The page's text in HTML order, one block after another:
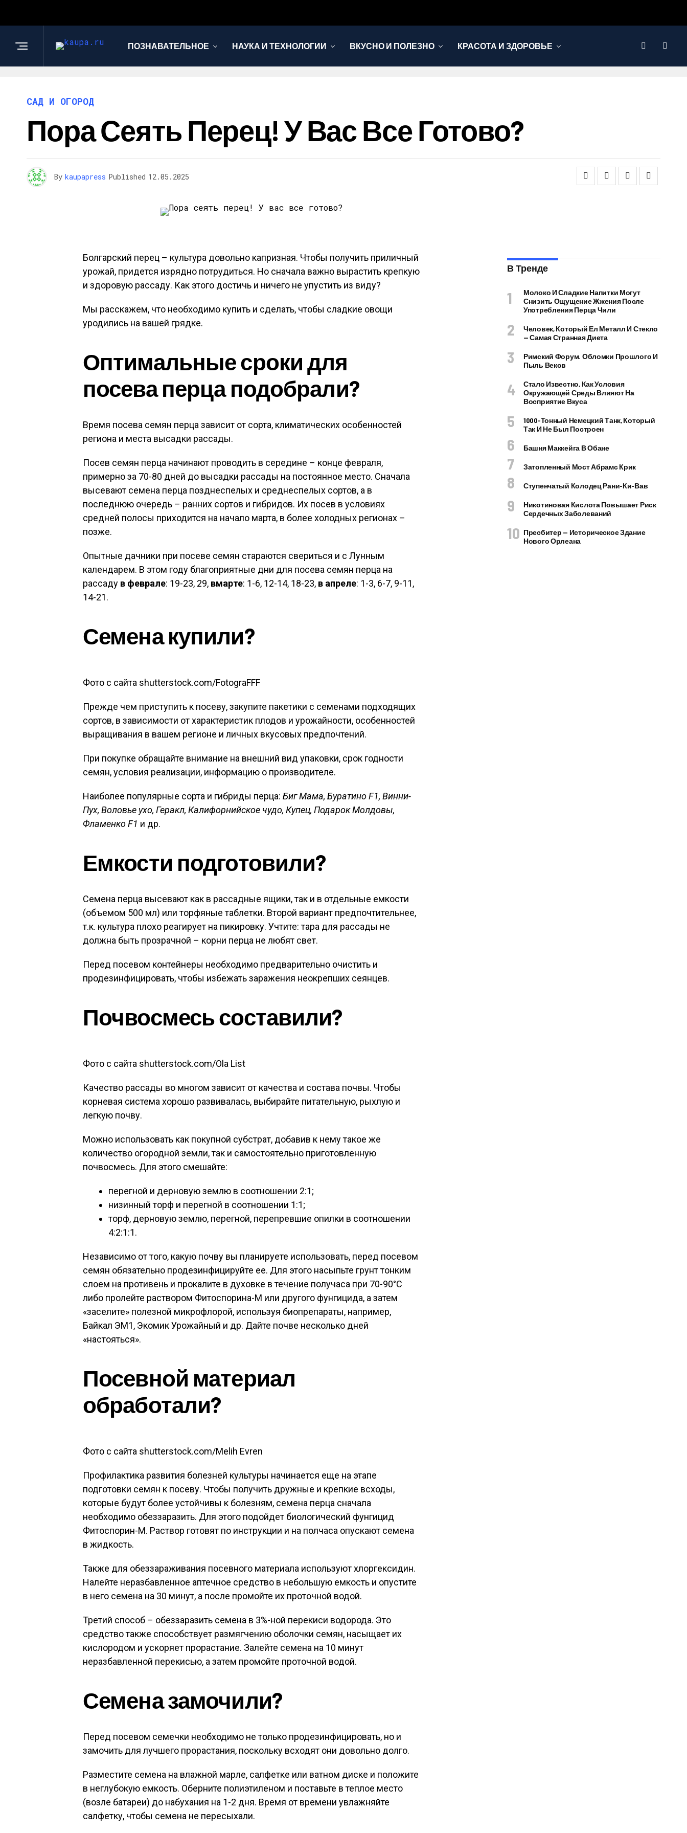
ПОЗНАВАТЕЛЬНОЕ НАУКА И ТЕХНОЛОГИИ ВКУСНО И ПОЛЕЗНО КРАСОТА И ЗДОРОВЬЕ
САД И ОГОРОД
Пора Сеять Перец! У Вас Все Готово?
By kaupapress Published 12.05.2025
Болгарский перец – культура довольно капризная. Чтобы получить приличный
урожай, придется изрядно потрудиться. Но сначала важно вырастить крепкую
и здоровую рассаду. Как этого достичь и ничего не упустить из виду?
Мы расскажем, что необходимо купить и сделать, чтобы сладкие овощи
уродились на вашей грядке.
Оптимальные сроки для
посева перца подобрали?
Время посева семян перца зависит от сорта, климатических особенностей
региона и места высадки рассады.
Посев семян перца начинают проводить в середине – конце февраля,
примерно за 70-80 дней до высадки рассады на постоянное место. Сначала
высевают семена перца позднеспелых и среднеспелых сортов, а в
последнюю очередь – ранних сортов и гибридов. Их посев в условиях
средней полосы приходится на начало марта, в более холодных регионах –
позже.
Опытные дачники при посеве семян стараются свериться и с Лунным
календарем. В этом году благоприятные дни для посева семян перца на
рассаду в феврале: 19-23, 29, вмарте: 1-6, 12-14, 18-23, в апреле: 1-3, 6-7, 9-11,
14-21.
Семена купили?
Фото с сайта shutterstock.com/FotograFFF
Прежде чем приступить к посеву, закупите пакетики с семенами подходящих
сортов, в зависимости от характеристик плодов и урожайности, особенностей
выращивания в вашем регионе и личных вкусовых предпочтений.
При покупке обращайте внимание на внешний вид упаковки, срок годности
семян, условия реализации, информацию о производителе.
Наиболее популярные сорта и гибриды перца: Биг Мама, Буратино F1, Винни-
Пух, Воловье ухо, Геракл, Калифорнийское чудо, Купец, Подарок Молдовы,
Фламенко F1 и др.
Емкости подготовили?
Семена перца высевают как в рассадные ящики, так и в отдельные емкости
(объемом 500 мл) или торфяные таблетки. Второй вариант предпочтительнее,
т.к. культура плохо реагирует на пикировку. Учтите: тара для рассады не
должна быть прозрачной – корни перца не любят свет.
Перед посевом контейнеры необходимо предварительно очистить и
продезинфицировать, чтобы избежать заражения неокрепших сеянцев.
Почвосмесь составили?
Фото с сайта shutterstock.com/Ola List
Качество рассады во многом зависит от качества и состава почвы. Чтобы
корневая система хорошо развивалась, выбирайте питательную, рыхлую и
легкую почву.
Можно использовать как покупной субстрат, добавив к нему такое же
количество огородной земли, так и самостоятельно приготовленную
почвосмесь. Для этого смешайте:
перегной и дерновую землю в соотношении 2:1;
низинный торф и перегной в соотношении 1:1;
торф, дерновую землю, перегной, перепревшие опилки в соотношении
4:2:1:1.
Независимо от того, какую почву вы планируете использовать, перед посевом
семян обязательно продезинфицируйте ее. Для этого насыпьте грунт тонким
слоем на противень и прокалите в духовке в течение получаса при 70-90°С
либо пролейте раствором Фитоспорина-М или другого фунгицида, а затем
«заселите» полезной микрофлорой, используя биопрепараты, например,
Байкал ЭМ1, Экомик Урожайный и др. Дайте почве несколько дней
«настояться».
Посевной материал
обработали?
Фото с сайта shutterstock.com/Melih Evren
Профилактика развития болезней культуры начинается еще на этапе
подготовки семян к посеву. Чтобы получить дружные и крепкие всходы,
которые будут более устойчивы к болезням, семена перца сначала
необходимо обеззаразить. Для этого подойдет биологический фунгицид
Фитоспорин-М. Раствор готовят по инструкции и на полчаса опускают семена
в жидкость.
Также для обеззараживания посевного материала используют хлоргексидин.
Налейте неразбавленное аптечное средство в небольшую емкость и опустите
в него семена на 30 минут, а после промойте их проточной водой.
Третий способ – обеззаразить семена в 3%-ной перекиси водорода. Это
средство также способствует размягчению оболочки семян, насыщает их
кислородом и ускоряет прорастание. Залейте семена на 10 минут
неразбавленной перекисью, а затем промойте проточной водой.
Семена замочили?
Перед посевом семечки необходимо не только продезинфицировать, но и
замочить для лучшего прорастания, поскольку всходят они довольно долго.
Разместите семена на влажной марле, салфетке или ватном диске и положите
в неглубокую емкость. Оберните полиэтиленом и поставьте в теплое место
(возле батареи) до набухания на 1-2 дня. Время от времени увлажняйте
салфетку, чтобы семена не пересыхали.
В Тренде
Молоко И Сладкие Напитки Могут
Снизить Ощущение Жжения После
Употребления Перца Чили
Человек, Который Ел Металл И Стекло
— Самая Странная Диета
Римский Форум. Обломки Прошлого И
Пыль Веков
Стало Известно, Как Условия
Окружающей Среды Влияют На
Восприятие Вкуса
1000-Тонный Немецкий Танк, Который
Так И Не Был Построен
Башня Маккейга В Обане
Затопленный Мост Абрамс Крик
Ступенчатый Колодец Рани-Ки-Вав
Никотиновая Кислота Повышает Риск
Сердечных Заболеваний
Пресбитер — Историческое Здание
Нового Орлеана